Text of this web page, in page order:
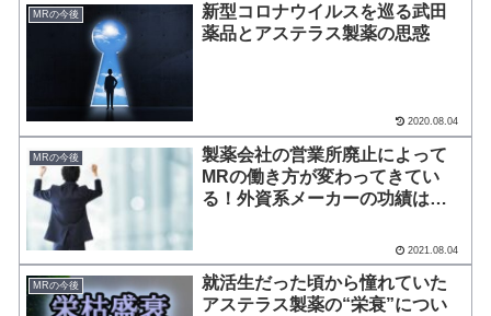
MRの今後
新型コロナウイルスを巡る武田
薬品とアステラス製薬の思惑
2020.08.04
MRの今後
製薬会社の営業所廃止によって
MRの働き方が変わってきてい
る！外資系メーカーの功績は大
2021.08.04
MRの今後
就活生だった頃から憧れていた
アステラス製薬の“栄衰”につい